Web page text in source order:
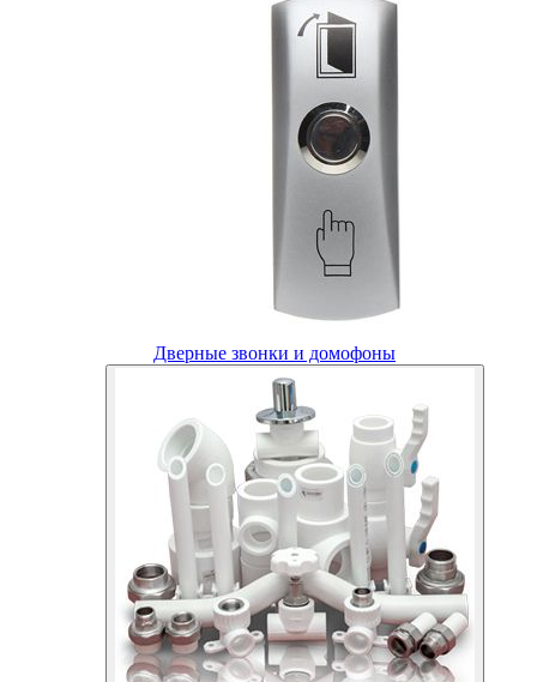
Дверные звонки и домофоны